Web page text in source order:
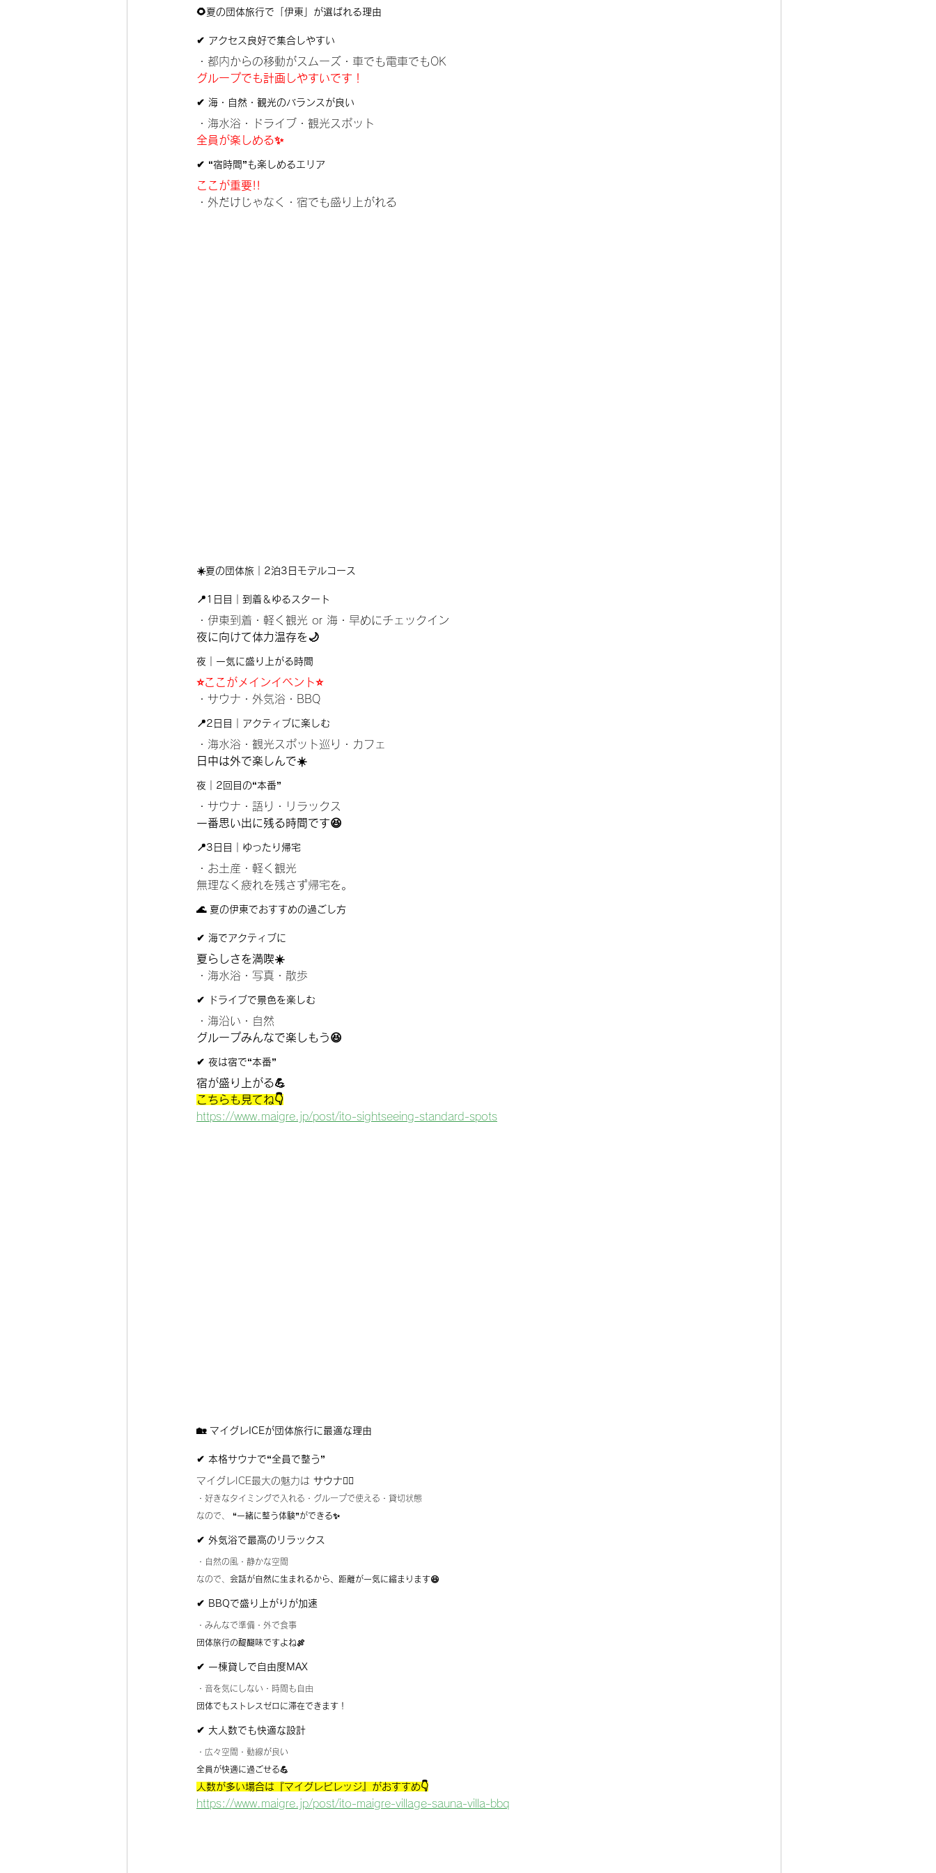
🌻夏の団体旅行で「伊東」が選ばれる理由
✔ アクセス良好で集合しやすい
・都内からの移動がスムーズ・車でも電車でもOK
グループでも計画しやすいです！
✔ 海・自然・観光のバランスが良い
・海水浴・ドライブ・観光スポット
全員が楽しめる✨
✔ “宿時間”も楽しめるエリア
ここが重要!!
・外だけじゃなく・宿でも盛り上がれる
☀️夏の団体旅｜2泊3日モデルコース
📍1日目｜到着＆ゆるスタート
・伊東到着・軽く観光 or 海・早めにチェックイン
夜に向けて体力温存を🌙
夜｜一気に盛り上がる時間
⭐️ここがメインイベント⭐️
・サウナ・外気浴・BBQ
📍2日目｜アクティブに楽しむ
・海水浴・観光スポット巡り・カフェ
日中は外で楽しんで☀️
夜｜2回目の“本番”
・サウナ・語り・リラックス
一番思い出に残る時間です😆
📍3日目｜ゆったり帰宅
・お土産・軽く観光
無理なく疲れを残さず帰宅を。
🌊 夏の伊東でおすすめの過ごし方
✔ 海でアクティブに
夏らしさを満喫☀️
・海水浴・写真・散歩
✔ ドライブで景色を楽しむ
・海沿い・自然
グループみんなで楽しもう😆
✔ 夜は宿で“本番”
宿が盛り上がる💪
こちらも見てね👇
https://www.maigre.jp/post/ito-sightseeing-standard-spots
🏡 マイグレICEが団体旅行に最適な理由
✔ 本格サウナで“全員で整う”
マイグレICE最大の魅力は サウナ🧖‍♀️
・好きなタイミングで入れる・グループで使える・貸切状態
なので、 “一緒に整う体験”ができる✨
✔ 外気浴で最高のリラックス
・自然の風・静かな空間
なので、 会話が自然に生まれるから、距離が一気に縮まります😆
✔ BBQで盛り上がりが加速
・みんなで準備・外で食事
団体旅行の醍醐味ですよね🍖
✔ 一棟貸しで自由度MAX
・音を気にしない・時間も自由
団体でもストレスゼロに滞在できます！
✔ 大人数でも快適な設計
・広々空間・動線が良い
全員が快適に過ごせる💪
人数が多い場合は『マイグレビレッジ』がおすすめ👇
https://www.maigre.jp/post/ito-maigre-village-sauna-villa-bbq